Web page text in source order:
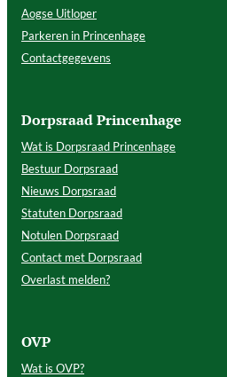
Aogse Uitloper
Parkeren in Princenhage
Contactgegevens
Dorpsraad Princenhage
Wat is Dorpsraad Princenhage
Bestuur Dorpsraad
Nieuws Dorpsraad
Statuten Dorpsraad
Notulen Dorpsraad
Contact met Dorpsraad
Overlast melden?
OVP
Wat is OVP?